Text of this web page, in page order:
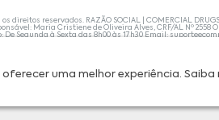
oferecer uma melhor experiência.
direitos reservados. RAZÃO SOCIAL | COMERCIAL
Maria Cristiene de Oliveira Alves, CRF/AL Nº
Segunda à Sexta das 8h00 às 17h30 Email:
e, de forma alguma, substituem as orientações de um
adequado. Se os sintomas persistirem, um
para que você possa realizar suas compras com
estão sujeitos à confirmação da disponibilidade de